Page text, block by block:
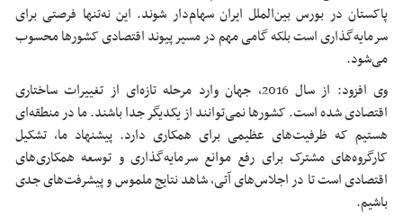
پاکستان در بورس بین‌الملل ایران سهام‌دار شوند. این نه‌تنها فرصتی برای
سرمایه‌گذاری است بلکه گامی مهم در مسیر پیوند اقتصادی کشورها محسوب
می‌شود.
وی افزود: از سال 2016، جهان وارد مرحله تازه‌ای از تغییرات ساختاری
اقتصادی شده است. کشورها نمی‌توانند از یکدیگر جدا باشند. ما در منطقه‌ای
هستیم که ظرفیت‌های عظیمی برای همکاری دارد. پیشنهاد ما، تشکیل
کارگروه‌های مشترک برای رفع موانع سرمایه‌گذاری و توسعه همکاری‌های
اقتصادی است تا در اجلاس‌های آتی، شاهد نتایج ملموس و پیشرفت‌های جدی
باشیم.